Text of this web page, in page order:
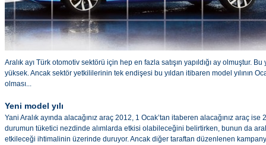
Aralık ayı Türk otomotiv sektörü için hep en fazla satışın yapıldığı ay olmuştur. Bu
yüksek. Ancak sektör yetkililerinin tek endişesi bu yıldan itibaren model yılının
olması...
Yeni model yılı
Yani Aralık ayında alacağınız araç 2012, 1 Ocak’tan itaberen alacağınız araç
durumun tüketici nezdinde alımlarda etkisi olabileceğini belirtirken, bunun da
etkileceği ihtimalinin üzerinde duruyor. Ancak diğer taraftan düzenlenen